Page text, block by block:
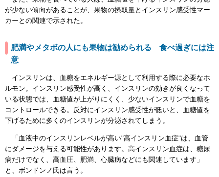
が少ない傾向があることが、果物の摂取量とインスリン感受性マー
カーとの関連で示された。
肥満やメタボの人にも果物は勧められる 食べ過ぎには注
意
インスリンは、血糖をエネルギー源として利用する際に必要なホ
ルモン。インスリン感受性が高く、インスリンの効きが良くなって
いる状態では、血糖値が上がりにくく、少ないインスリンで血糖を
コントロールできる。反対にインスリン感受性が低いと、血糖値を
下げるために多くのインスリンが分泌されてしまう。
「血液中のインスリンレベルが高い"高インスリン血症"は、血管
にダメージを与える可能性があります。高インスリン血症は、糖尿
病だけでなく、高血圧、肥満、心臓病などにも関連しています」
と、ボンドンノ氏は言う。